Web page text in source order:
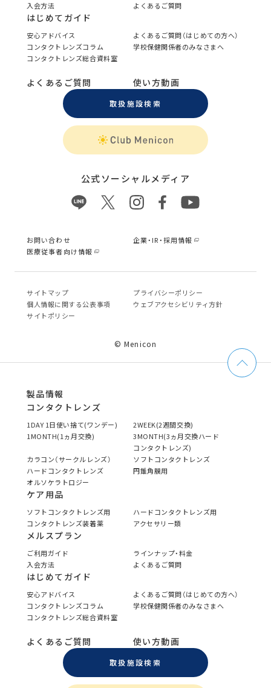
入会方法
よくあるご質問
はじめてガイド
安心アドバイス
よくあるご質問（はじめての方へ）
コンタクトレンズコラム
学校保健関係者のみなさまへ
コンタクトレンズ総合資料室
よくあるご質問 使い方動画
取扱施設検索
公式ソーシャルメディア
お問い合わせ
企業・IR・採用情報
医療従事者向け情報
サイトマップ
プライバシーポリシー
個⼈情報に関する公表事項
ウェブアクセシビリティ方針
サイトポリシー
© Menicon
製品情報
コンタクトレンズ
1DAY 1日使い捨て(ワンデー)
2WEEK(2週間交換)
1MONTH(1ヵ月交換)
3MONTH(3ヵ月交換ハード
コンタクトレンズ)
カラコン（サークルレンズ）
ソフトコンタクトレンズ
ハードコンタクトレンズ
円錐角膜用
オルソケラトロジー
ケア用品
ソフトコンタクトレンズ用
ハードコンタクトレンズ用
コンタクトレンズ装着薬
アクセサリー類
メルスプラン
ご利用ガイド
ラインナップ・料金
入会方法
よくあるご質問
はじめてガイド
安心アドバイス
よくあるご質問（はじめての方へ）
コンタクトレンズコラム
学校保健関係者のみなさまへ
コンタクトレンズ総合資料室
よくあるご質問 使い方動画
取扱施設検索